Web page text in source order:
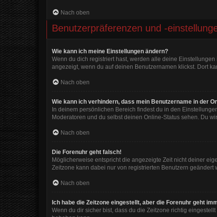
Nach oben
Benutzerpräferenzen und -
Wie kann ich meine Einstellungen ändern?
Wenn du dich registriert hast, werden alle deine
angezeigt, wenn du auf deinen Benutzernamen klickst. Dort
Nach oben
Wie kann ich verhindern, dass mein Benutzername in der
In deinem persönlichen Bereich findest du in den
Moderatoren und du selbst deinen Online-Status sehen. Du
Nach oben
Die Forenuhr geht falsch!
Möglicherweise entspricht die angezeigte Zeit nicht deiner
Zeitzone kann dabei nur von registrierten Benutzern
Nach oben
Ich habe die Zeitzone eingestellt, aber die Forenuhr geht
Wenn du dir sicher bist, dass du die Zeitzone richtig